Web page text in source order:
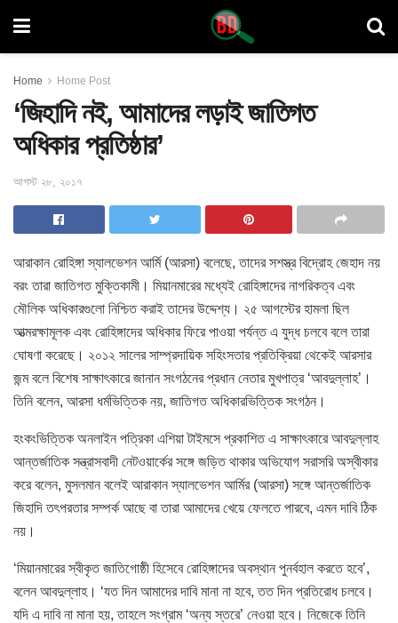
Home Home Post
‘জিহাদি নই, আমাদের লড়াই জাতিগত
অধিকার প্রতিষ্ঠার’
আগস্ট ২৮, ২০১৭
আরাকান রোহিঙ্গা স্যালভেশন আর্মি (আরসা) বলেছে, তাদের সশস্ত্র বিদ্রোহজেহাদ নয়
বরং তারা জাতিগত মুক্তিকামী। মিয়ানমারের মধ্যেই রোহিঙ্গাদের নাগরিকত্ব এবং
মৌলিক অধিকারগুলো নিশ্চিত করাই তাদের উদ্দেশ্য। ২৫ আগস্টের হামলা ছিল
আত্মরক্ষামূলক এবং রোহিঙ্গাদের অধিকার ফিরে পাওয়া পর্যন্ত এ যুদ্ধ চলবে বলে তারা
ঘোষণা করেছে। ২০১২ সালের সাম্প্রদায়িক সহিংসতার প্রতিক্রিয়া থেকেই আরসার
জন্ম বলে বিশেষ সাক্ষাৎকারে জানান সংগঠনের প্রধান নেতার মুখপাত্র ‘আবদুল্লাহ’।
তিনি বলেন, আরসা ধর্মভিত্তিক নয়, জাতিগত অধিকারভিত্তিক সংগঠন।
হংকংভিত্তিক অনলাইন পত্রিকা এশিয়া টাইমসে প্রকাশিত এ সাক্ষাৎকারে আবদুল্লাহ
আন্তর্জাতিক সন্ত্রাসবাদী নেটওয়ার্কের সঙ্গে জড়িত থাকার অভিযোগ সরাসরি অস্বীকার
করে বলেন, মুসলমান বলেই আরাকান স্যালভেশন আর্মির (আরসা) সঙ্গে আন্তর্জাতিক
জিহাদি তৎপরতার সম্পর্ক আছে বা তারা আমাদের খেয়ে ফেলতে পারবে, এমন দাবি ঠিক
নয়।
‘মিয়ানমারের স্বীকৃত জাতিগোষ্ঠী হিসেবে রোহিঙ্গাদের অবস্থান পুনর্বহাল করতে হবে’,
বলেন আবদুল্লাহ। ‘যত দিন আমাদের দাবি মানা না হবে, তত দিন প্রতিরোধ চলবে।
যদি এ দাবি না মানা হয়, তাহলে সংগ্রাম ‘অন্য স্তরে’ নেওয়া হবে। নিজেকে তিনি